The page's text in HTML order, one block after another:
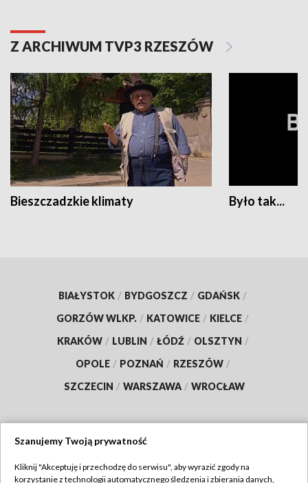
Z ARCHIWUM TVP3 RZESZÓW
Bieszczadzkie klimaty Było tak...
BIAŁYSTOK / BYDGOSZCZ / GDAŃSK /
GORZÓW WLKP. / KATOWICE / KIELCE /
KRAKÓW / LUBLIN / ŁÓDŹ / OLSZTYN /
OPOLE / POZNAŃ / RZESZÓW /
SZCZECIN / WARSZAWA / WROCŁAW
Szanujemy Twoją prywatność
Kliknij "Akceptuję i przechodzę do serwisu", aby wyrazić zgody na
korzystanie z technologii automatycznego śledzenia i zbierania danych,